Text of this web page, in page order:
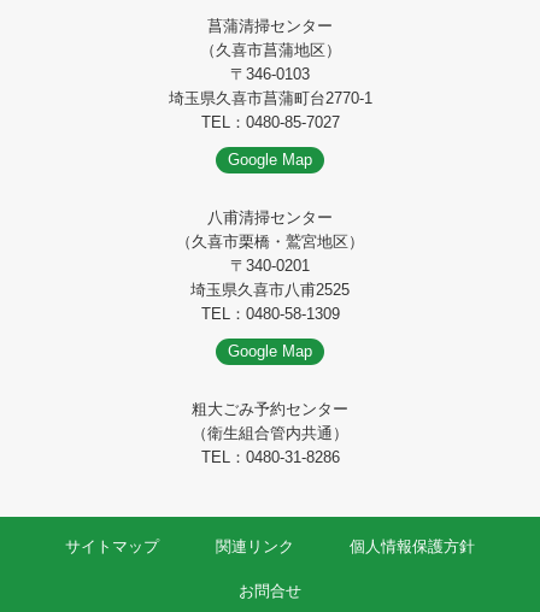
菖蒲清掃センター
（久喜市菖蒲地区）
〒346-0103
埼玉県久喜市菖蒲町台2770-1
TEL：0480-85-7027
Google Map
八甫清掃センター
（久喜市栗橋・鷲宮地区）
〒340-0201
埼玉県久喜市八甫2525
TEL：0480-58-1309
Google Map
粗大ごみ予約センター
（衛生組合管内共通）
TEL：0480-31-8286
サイトマップ 関連リンク 個人情報保護方針
お問合せ